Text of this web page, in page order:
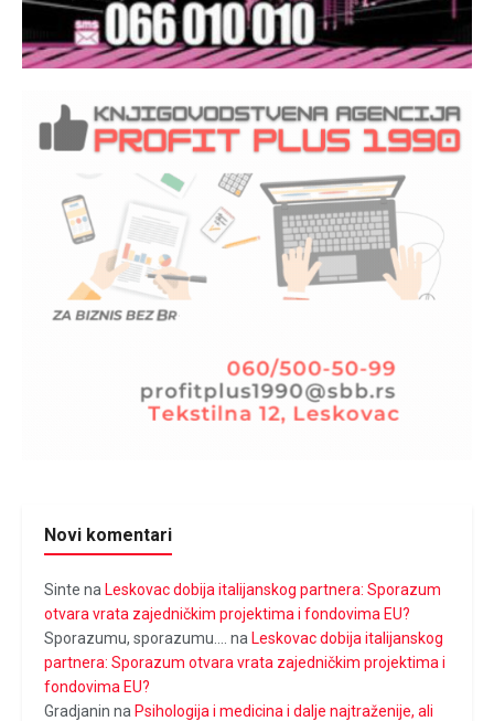
Novi komentari
Sinte na Leskovac dobija italijanskog partnera: Sporazum
otvara vrata zajedničkim projektima i fondovima EU?
Sporazumu, sporazumu....
na Leskovac dobija italijanskog
partnera: Sporazum otvara vrata zajedničkim projektima i
fondovima EU?
Gradjanin na Psihologija i medicina i dalje najtraženije, ali